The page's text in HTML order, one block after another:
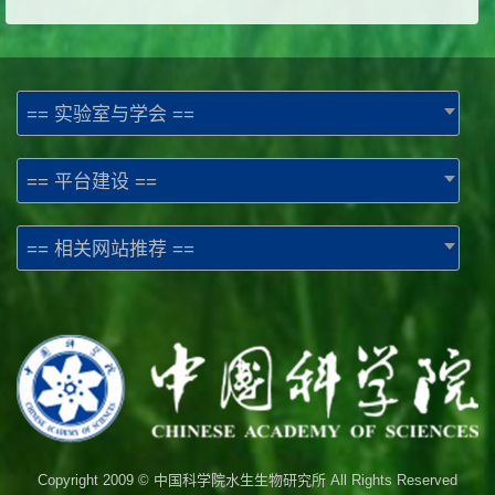
== 实验室与学会 ==
== 平台建设 ==
== 相关网站推荐 ==
Copyright 2009 © 中国科学院水生生物研究所 All Rights Reserved